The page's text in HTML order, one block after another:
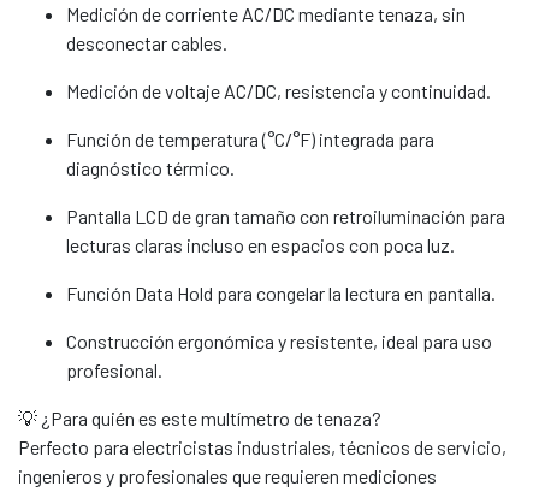
Medición de corriente AC/DC mediante tenaza, sin
desconectar cables.
Medición de voltaje AC/DC, resistencia y continuidad.
Función de temperatura (°C/°F) integrada para
diagnóstico térmico.
Pantalla LCD de gran tamaño con retroiluminación para
lecturas claras incluso en espacios con poca luz.
Función Data Hold para congelar la lectura en pantalla.
Construcción ergonómica y resistente, ideal para uso
profesional.
💡 ¿Para quién es este multímetro de tenaza?
Perfecto para electricistas industriales, técnicos de servicio,
ingenieros y profesionales que requieren mediciones